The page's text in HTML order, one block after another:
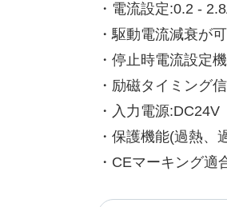
・電流設定:0.2 -
・駆動電流減衰が
・停止時電流設定
・励磁タイミング
・入力電源:DC24V
・保護機能(過熱、
・CEマーキング適